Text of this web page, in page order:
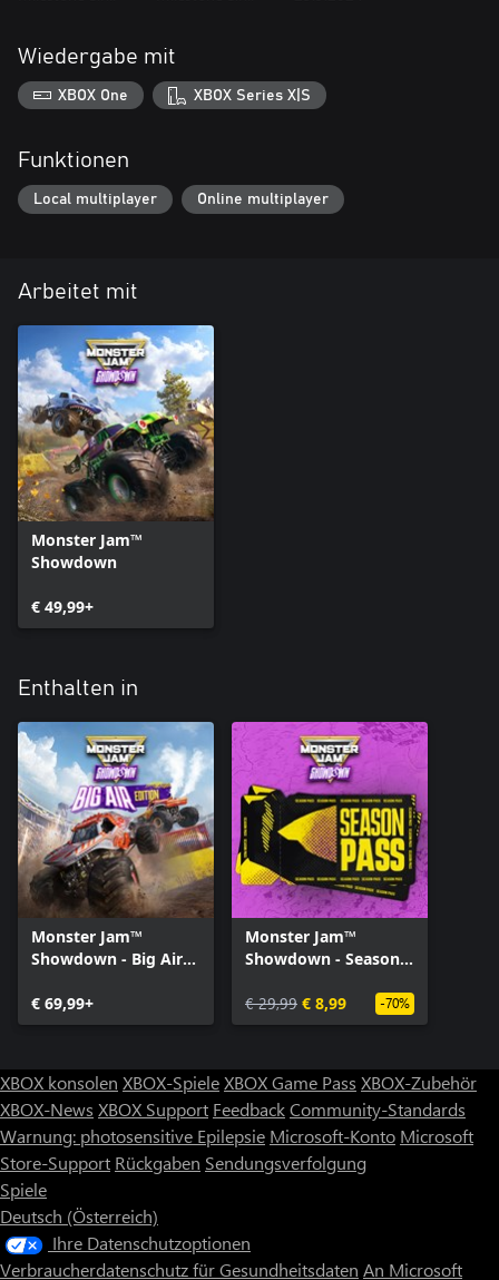
Wiedergabe mit
XBOX One XBOX Series X|S
Funktionen
Local multiplayer Online multiplayer
Arbeitet mit
Monster Jam™
Showdown
€ 49,99+
Enthalten in
Monster Jam™
Showdown - Big Air
€ 69,99+
Monster Jam™
Showdown - Season
€ 29,99 € 8,99 -70%
XBOX konsolen XBOX-SpieleXBOX Game Pass XBOX-Zubehör
XBOX-News XBOX Support FeedbackCommunity-Standards
Warnung: photosensitive Epilepsie Microsoft-Konto Microsoft
Store-Support Rückgaben Sendungsverfolgung
Spiele
Deutsch (Österreich)
Ihre Datenschutzoptionen
Verbraucherdatenschutz für Gesundheitsdaten An Microsoft